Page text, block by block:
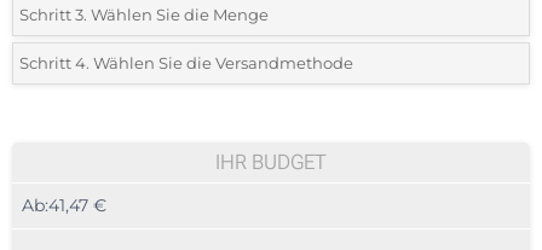
*Wählen Sie die Druck- und Farbtechniken für Ihr Logo:
1 Farbig (Auf einer Seite)
3 Farbig (Auf einer Seite)
Schritt 3. Wählen Sie die Menge
*Mindestbestellmenge 5 (Gesamte Bestellung)
Schritt 4. Wählen Sie die Versandmethode
IHR BUDGET
Ab:41,47 €